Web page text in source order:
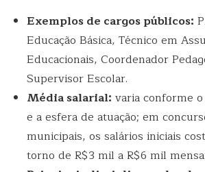
Exemplos de cargos públicos:
Educação Básica, Técnico em
Educacionais, Coordenador
Supervisor Escolar.
Média salarial: varia conforme
e a esfera de atuação; em
municipais, os salários iniciais
torno de R$3 mil a R$6 mil